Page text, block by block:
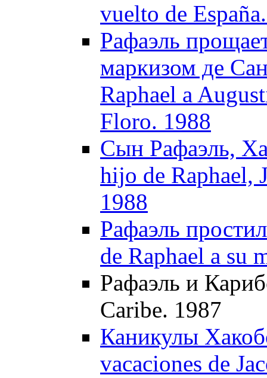
vuelto de
Рафаэль
маркизом де
Raphael a
Floro. 1988
Сын Рафаэль,
hijo de Raphael,
1988
Рафаэль
de Raphael a su
Рафаэль и
Caribe. 1987
Каникулы
vacaciones de